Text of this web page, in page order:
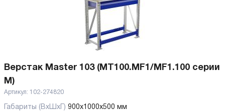
Верстак Master 103 (MT100.MF1/MF1.100 серии
M)
Артикул: 102-274820
Габариты (ВхШхГ) 900x1000x500 мм